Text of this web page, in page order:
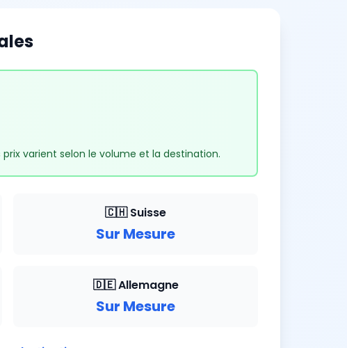
varient selon le volume et la destination.
🇨🇭 Suisse
Sur Mesure
🇩🇪 Allemagne
Sur Mesure